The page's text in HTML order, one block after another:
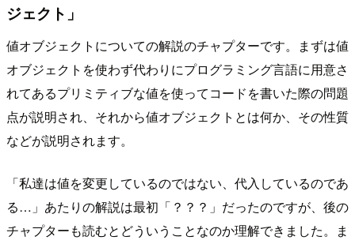
ジェクト」
値オブジェクトについての解説のチャプターです。まずは値
オブジェクトを使わず代わりにプログラミング言語に用意さ
れてあるプリミティブな値を使ってコードを書いた際の問題
点が説明され、それから値オブジェクトとは何か、その性質
などが説明されます。
「私達は値を変更しているのではない、代入しているのであ
る…」あたりの解説は最初「？？？」だったのですが、後の
チャプターも読むとどういうことなのか理解できました。ま